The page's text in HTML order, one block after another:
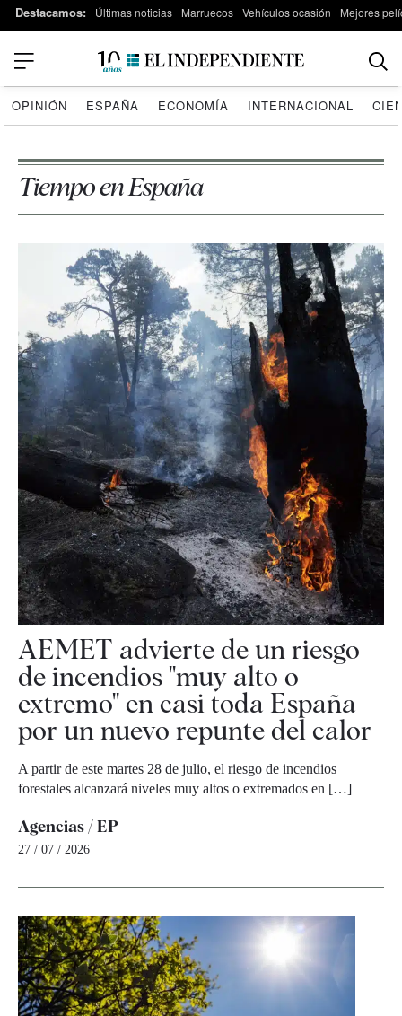
Destacamos: Últimas noticias Marruecos Vehículos ocasión Mejores
OPINIÓN ESPAÑA ECONOMÍA INTERNACIONAL
Tiempo en España
AEMET advierte de un riesgo
de incendios "muy alto o
extremo" en casi toda España
por un nuevo repunte del calor
A partir de este martes 28 de julio, el riesgo de incendios
forestales alcanzará niveles muy altos o extremados en […]
Agencias / EP
27 / 07 / 2026